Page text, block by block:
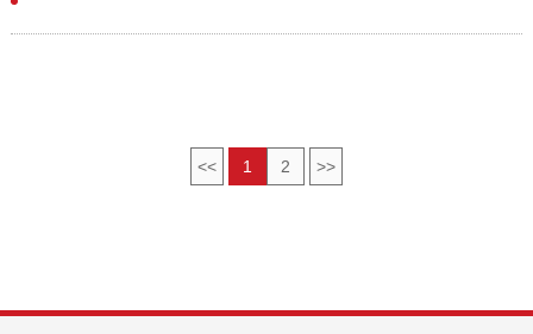
<< 1 2 >>